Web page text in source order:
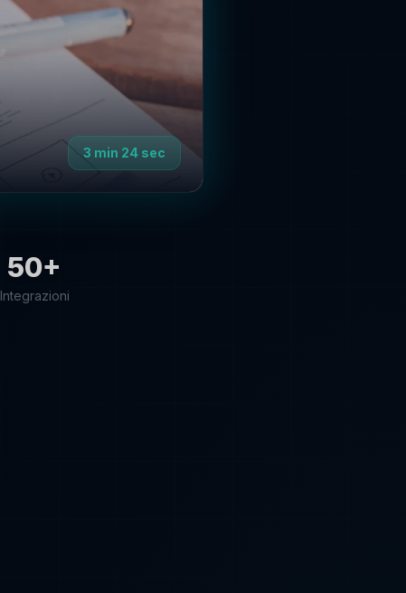
3 min 24 sec
50+
Integrazioni